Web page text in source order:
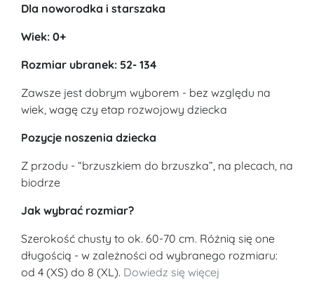
Dla noworodka i starszaka
Wiek: 0+
Rozmiar ubranek: 52- 134
Zawsze jest dobrym wyborem - bez względu na
wiek, wagę czy etap rozwojowy dziecka
Pozycje noszenia dziecka
Z przodu - “brzuszkiem do brzuszka”, na plecach, na
biodrze
Jak wybrać rozmiar?
Szerokość chusty to ok. 60-70 cm. Różnią się one
długością - w zależności od wybranego rozmiaru:
od 4 (XS) do 8 (XL). Dowiedz się więcej